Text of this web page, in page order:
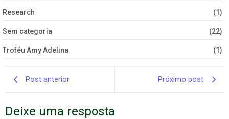
Research (1)
Sem categoria (22)
Troféu Amy Adelina (1)
Post anterior Próximo post
Deixe uma resposta